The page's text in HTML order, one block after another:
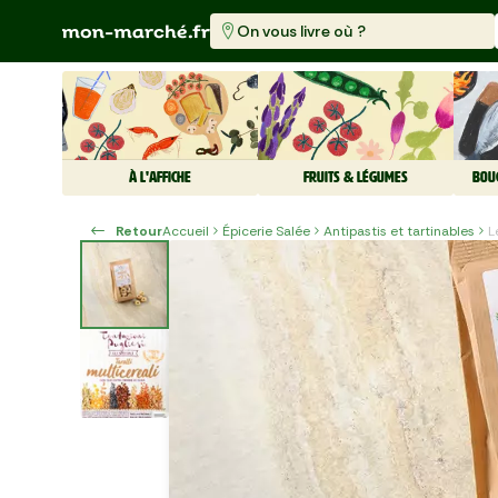
On vous livre où ?
À L'AFFICHE FRUITS & LÉGUMES
RetourAccueil Épicerie Salée Antipastis et tartinables